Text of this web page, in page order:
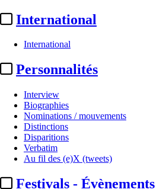
International
International
Personnalités
Interview
Biographies
Nominations / mouvements
Distinctions
Disparitions
Verbatim
Au fil des (e)X (tweets)
Festivals - Évènements
Biographie :
Actualité n° 114472